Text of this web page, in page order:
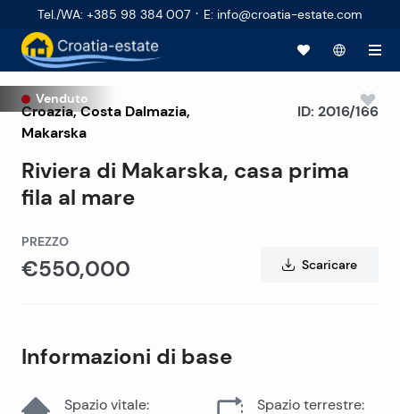
Tel./WA: +385 98 384 007 · E: info@croatia-estate.com
Venduto
Croazia,Costa Dalmazia,
Makarska
Riviera di Makarska, casa prima
fila al mare
ID: 2016/166
PREZZO
€550,000 Scaricare
Informazioni di base
Spazio vitale: Spazio terrestre: